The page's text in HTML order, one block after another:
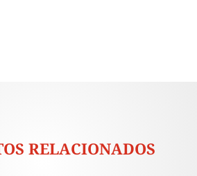
RELACIONADOS